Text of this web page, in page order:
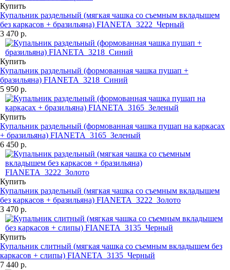
Купить
Купальник раздельный (мягкая чашка со съемным вкладышем
без каркасов + бразильяна) FIANETA_3222_Черный
3 470 р.
Купить
Купальник раздельный (формованная чашка пушап +
бразильяна) FIANETA_3218_Синий
5 950 р.
Купить
Купальник раздельный (формованная чашка пушап на каркасах
+ бразильяна) FIANETA_3165_Зеленый
6 450 р.
Купить
Купальник раздельный (мягкая чашка со съемным вкладышем
без каркасов + бразильяна) FIANETA_3222_Золото
3 470 р.
Купить
Купальник слитный (мягкая чашка со съемным вкладышем без
каркасов + слипы) FIANETA_3135_Черный
7 440 р.